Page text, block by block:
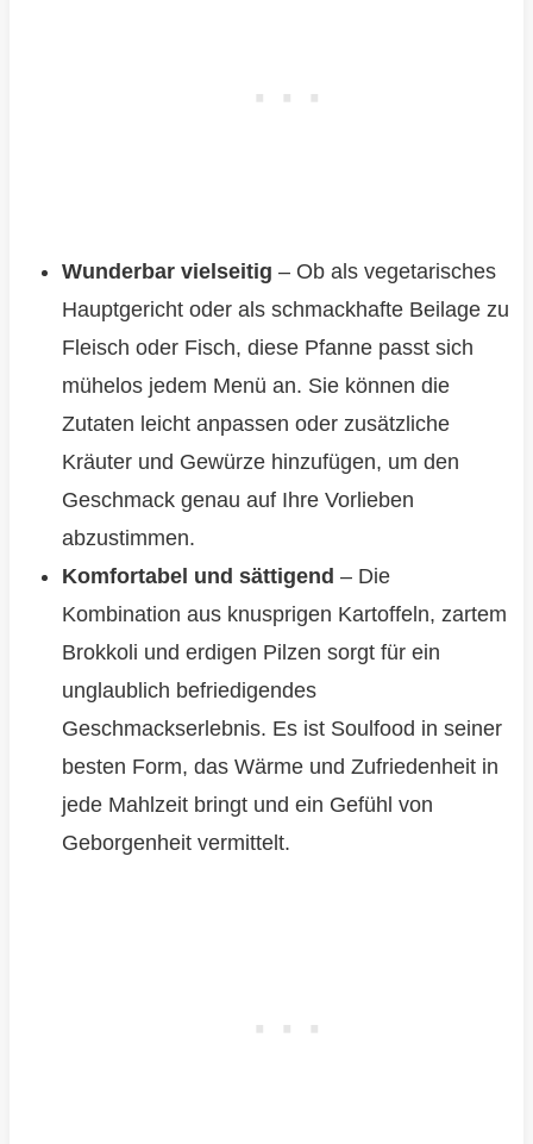
Wunderbar vielseitig – Ob als vegetarisches
Hauptgericht oder als schmackhafte Beilage zu
Fleisch oder Fisch, diese Pfanne passt sich
mühelos jedem Menü an. Sie können die
Zutaten leicht anpassen oder zusätzliche
Kräuter und Gewürze hinzufügen, um den
Geschmack genau auf Ihre Vorlieben
abzustimmen.
Komfortabel und sättigend – Die
Kombination aus knusprigen Kartoffeln, zartem
Brokkoli und erdigen Pilzen sorgt für ein
unglaublich befriedigendes
Geschmackserlebnis. Es ist Soulfood in seiner
besten Form, das Wärme und Zufriedenheit in
jede Mahlzeit bringt und ein Gefühl von
Geborgenheit vermittelt.